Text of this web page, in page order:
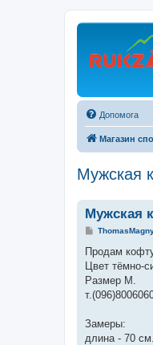
Допомога
Магазин
Мужская
Мужская
П
в
д
о
л
н
я
Продам
Цвет тёмно-
Размер M.
Замеры:
длина - 70 см.